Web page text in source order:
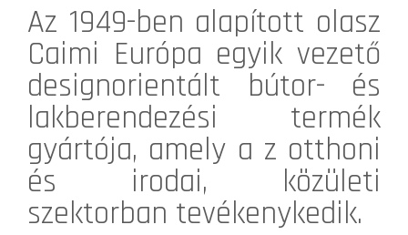
Az 1949-ben alapított olasz
Caimi Európa egyik vezető
designorientált bútor- és
lakberendezési termék
gyártója, amely a z otthoni
és irodai, közületi
szektorban tevékenykedik.